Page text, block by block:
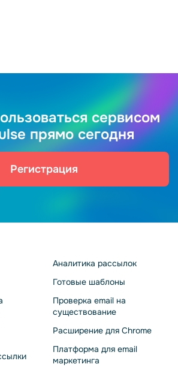
сервисом
прямо сегодня
Регистрация
Аналитика рассылок
Готовые шаблоны
Проверка email на
существование
Расширение для Chrome
Платформа для email
маркетинга